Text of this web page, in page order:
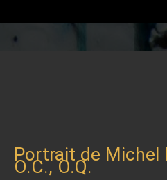
Portrait de Michel
O.C., O.Q.